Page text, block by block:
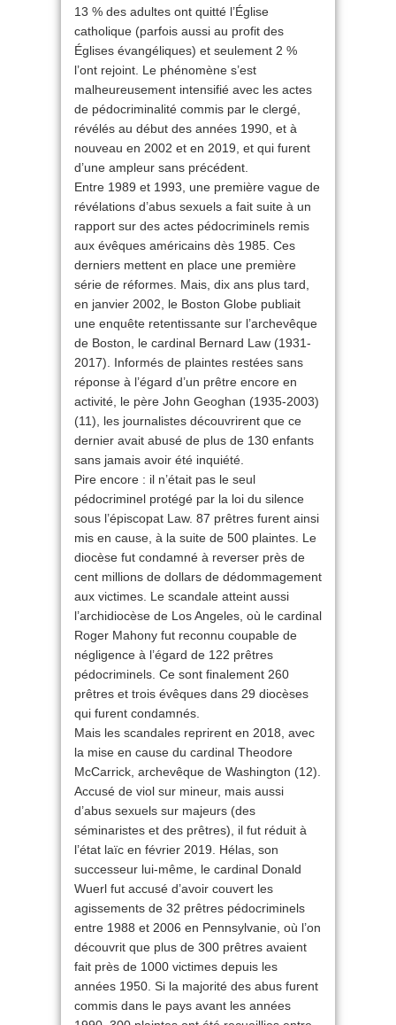
13 % des adultes ont quitté l’Église
catholique (parfois aussi au profit des
Églises évangéliques) et seulement 2 %
l’ont rejoint. Le phénomène s’est
malheureusement intensifié avec les actes
de pédocriminalité commis par le clergé,
révélés au début des années 1990, et à
nouveau en 2002 et en 2019, et qui furent
d’une ampleur sans précédent.
Entre 1989 et 1993, une première vague de
révélations d’abus sexuels a fait suite à un
rapport sur des actes pédocriminels remis
aux évêques américains dès 1985. Ces
derniers mettent en place une première
série de réformes. Mais, dix ans plus tard,
en janvier 2002, le Boston Globe publiait
une enquête retentissante sur l’archevêque
de Boston, le cardinal Bernard Law (1931-
2017). Informés de plaintes restées sans
réponse à l’égard d’un prêtre encore en
activité, le père John Geoghan (1935-2003)
(11), les journalistes découvrirent que ce
dernier avait abusé de plus de 130 enfants
sans jamais avoir été inquiété.
Pire encore : il n’était pas le seul
pédocriminel protégé par la loi du silence
sous l’épiscopat Law. 87 prêtres furent ainsi
mis en cause, à la suite de 500 plaintes. Le
diocèse fut condamné à reverser près de
cent millions de dollars de dédommagement
aux victimes. Le scandale atteint aussi
l’archidiocèse de Los Angeles, où le cardinal
Roger Mahony fut reconnu coupable de
négligence à l’égard de 122 prêtres
pédocriminels. Ce sont finalement 260
prêtres et trois évêques dans 29 diocèses
qui furent condamnés.
Mais les scandales reprirent en 2018, avec
la mise en cause du cardinal Theodore
McCarrick, archevêque de Washington (12).
Accusé de viol sur mineur, mais aussi
d’abus sexuels sur majeurs (des
séminaristes et des prêtres), il fut réduit à
l’état laïc en février 2019. Hélas, son
successeur lui-même, le cardinal Donald
Wuerl fut accusé d’avoir couvert les
agissements de 32 prêtres pédocriminels
entre 1988 et 2006 en Pennsylvanie, où l’on
découvrit que plus de 300 prêtres avaient
fait près de 1000 victimes depuis les
années 1950. Si la majorité des abus furent
commis dans le pays avant les années